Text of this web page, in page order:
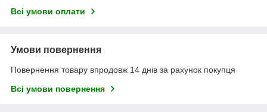
Всі умови оплати
Умови повернення
Повернення товару впродовж 14 днів за рахунок покупця
Всі умови повернення